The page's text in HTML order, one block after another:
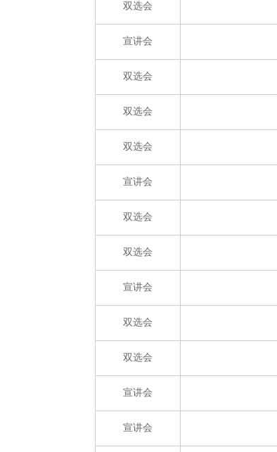
双选会
宣讲会
双选会
双选会
双选会
宣讲会
双选会
双选会
宣讲会
双选会
双选会
宣讲会
宣讲会